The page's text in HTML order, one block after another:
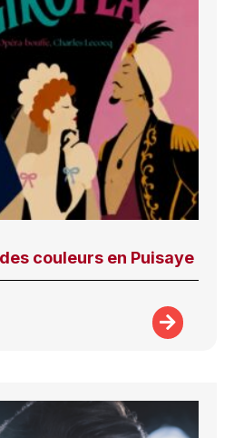
couleurs en Puisaye